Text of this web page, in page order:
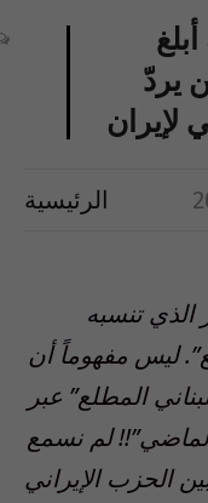
يردّ
لإيران
الرئيسية
تنسبه
ليس مفهوماً أن
المطلع” عبر
الماضي”!! لم نسمع
الحزب الإيراني